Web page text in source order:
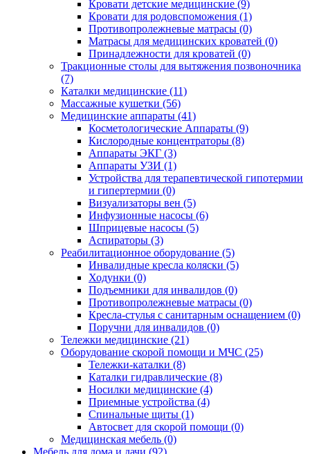
Кровати детские медицинские (9)
Кровати для родовспоможения (1)
Противопролежневые матрасы (0)
Матрасы для медицинских кроватей (0)
Принадлежности для кроватей (0)
Тракционные столы для вытяжения позвоночника
(7)
Каталки медицинские (11)
Массажные кушетки (56)
Медицинские аппараты (41)
Косметологические Аппараты (9)
Кислородные концентраторы (8)
Аппараты ЭКГ (3)
Аппараты УЗИ (1)
Устройства для терапевтической гипотермии
и гипертермии (0)
Визуализаторы вен (5)
Инфузионные насосы (6)
Шприцевые насосы (5)
Аспираторы (3)
Реабилитационное оборудование (5)
Инвалидные кресла коляски (5)
Ходунки (0)
Подъемники для инвалидов (0)
Противопролежневые матрасы (0)
Кресла-стулья с санитарным оснащением (0)
Поручни для инвалидов (0)
Тележки медицинские (21)
Оборудование скорой помощи и МЧС (25)
Тележки-каталки (8)
Каталки гидравлические (8)
Носилки медицинские (4)
Приемные устройства (4)
Спинальные щиты (1)
Автосвет для скорой помощи (0)
Медицинская мебель (0)
Мебель для дома и дачи (92)